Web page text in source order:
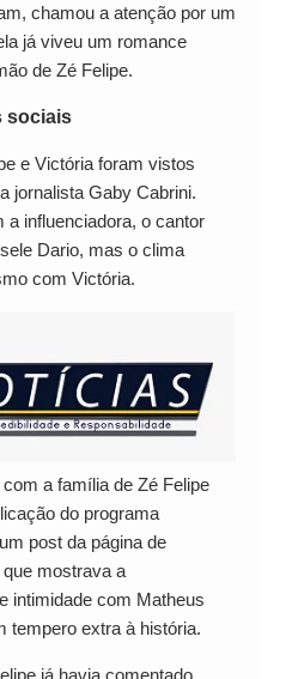
chamou a atenção por um
já viveu um romance
de Zé Felipe.
sociais
e Victória foram vistos
jornalista Gaby Cabrini.
influenciadora, o cantor
Dario, mas o clima
com Victória.
a família de Zé Felipe
do programa
post da página de
mostrava a
intimidade com Matheus
tempero extra à história.
já havia comentado